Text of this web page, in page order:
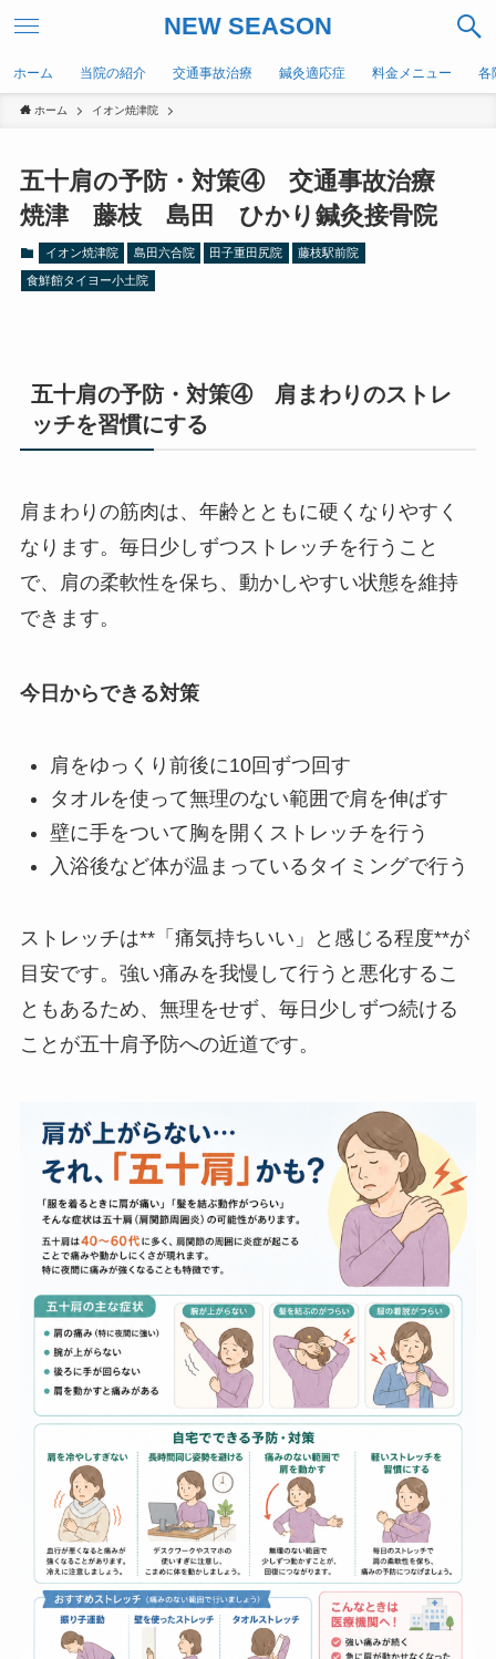
NEW SEASON
ホーム 当院の紹介 交通事故治療 鍼灸適応症 料金メニュー 各
ホーム イオン焼津院
五十肩の予防・対策④ 交通事故治療
焼津 藤枝 島田 ひかり鍼灸接骨院
イオン焼津院 島田六合院 田子重田尻院 藤枝駅前院
食鮮館タイヨー小土院
五十肩の予防・対策④ 肩まわりのストレ
ッチを習慣にする
肩まわりの筋肉は、年齢とともに硬くなりやすく
なります。毎日少しずつストレッチを行うこと
で、肩の柔軟性を保ち、動かしやすい状態を維持
できます。
今日からできる対策
肩をゆっくり前後に10回ずつ回す
タオルを使って無理のない範囲で肩を伸ばす
壁に手をついて胸を開くストレッチを行う
入浴後など体が温まっているタイミングで行う
ストレッチは**「痛気持ちいい」と感じる程度**が
目安です。強い痛みを我慢して行うと悪化するこ
ともあるため、無理をせず、毎日少しずつ続ける
ことが五十肩予防への近道です。